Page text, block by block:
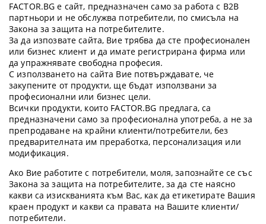
FACTOR.BG е сайт, предназначен само за работа с B2B
партньори и не обслужва потребители, по смисъла на
Закона за защита на потребителите.
За да изпозвате сайта, Вие трябва да сте професионален
или бизнес клиент и да имате регистрирана фирма или
да упражнявате свободна професия.
С използването на сайта Вие потвърждавате, че
закупените от продукти, ще бъдат използвани за
професионални или бизнес цели.
Всички продукти, които FACTOR.BG предлага, са
предназначени само за професионална употреба, а не за
препродаване на крайни клиенти/потребители, без
предварителната им преработка, персонализация или
модификация.
Ако Вие работите с потребители, моля, запознайте се със
Закона за защита на потребителите, за да сте наясно
какви са изискванията към Вас, как да етикетирате Вашия
краен продукт и какви са правата на Вашите клиенти/
потребители.